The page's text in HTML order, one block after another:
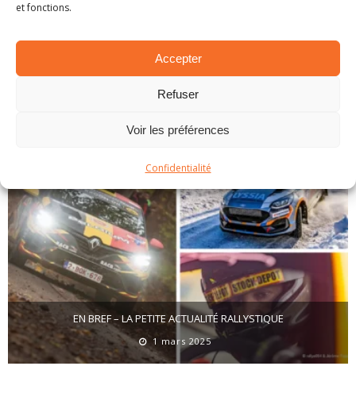
et fonctions.
Accepter
Refuser
Voir les préférences
Confidentialité
EN BREF – LA PETITE ACTUALITÉ RALLYSTIQUE
1 avril 2025
EN BREF – LA PETITE ACTUALITÉ RALLYSTIQUE
1 mars 2025